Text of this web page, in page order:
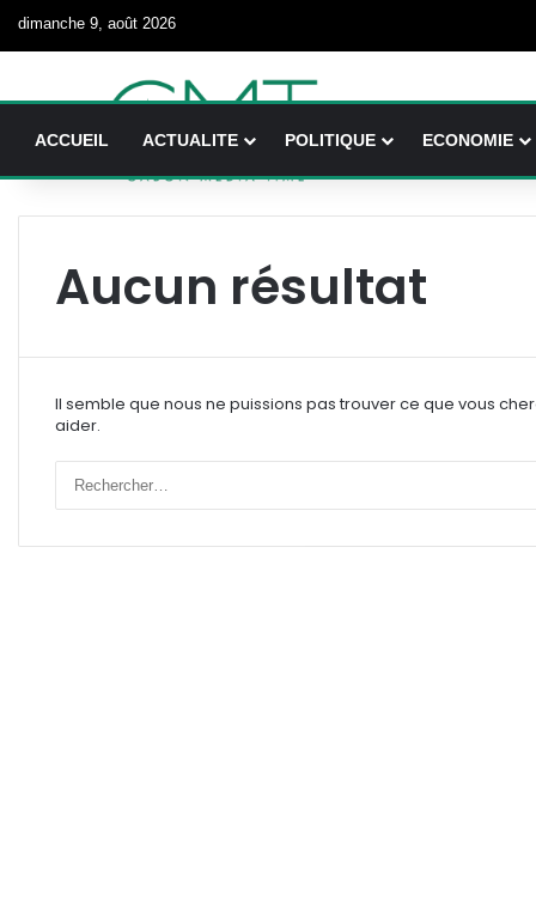
dimanche 9, août 2026
ACCUEIL ACTUALITE POLITIQUE ECONOMIE
Aucun résultat
Il semble que nous ne puissions pas trouver ce que vous
aider.